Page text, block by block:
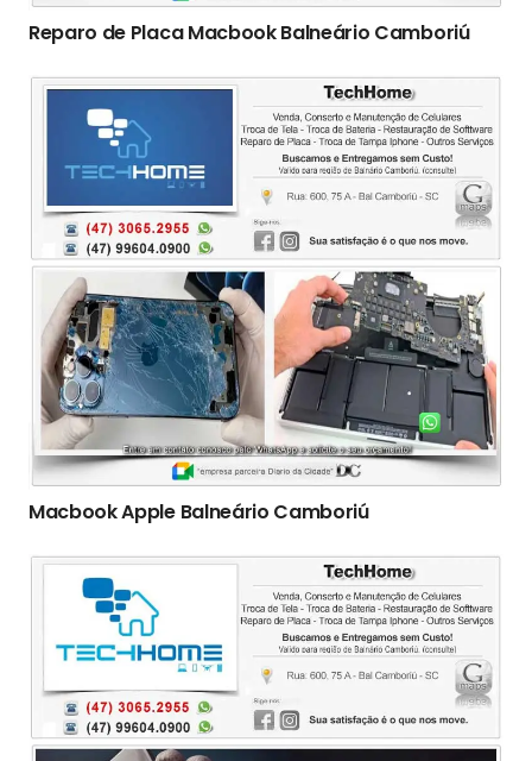
Reparo de Placa Macbook Balneário Camboriú
Macbook Apple Balneário Camboriú